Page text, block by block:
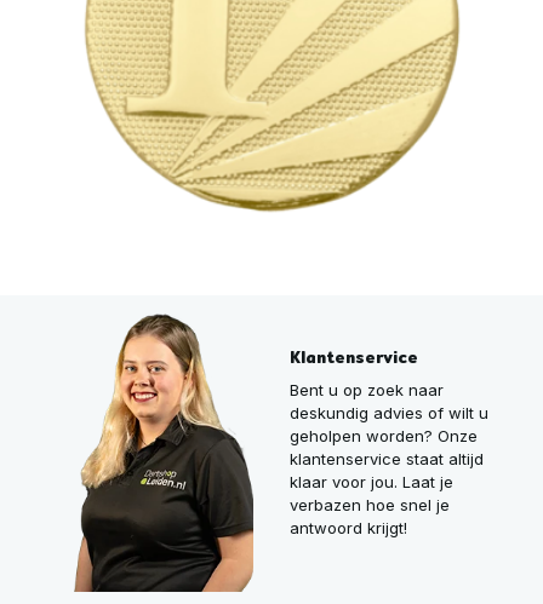
Klantenservice
Bent u op zoek naar
deskundig advies of wilt u
geholpen worden? Onze
klantenservice staat altijd
klaar voor jou. Laat je
verbazen hoe snel je
antwoord krijgt!